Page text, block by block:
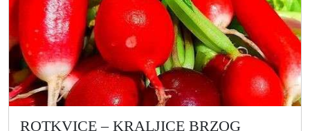
ROTKVICE – KRALJICE BRZOG